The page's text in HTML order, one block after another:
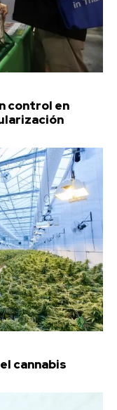
control en
cannabis